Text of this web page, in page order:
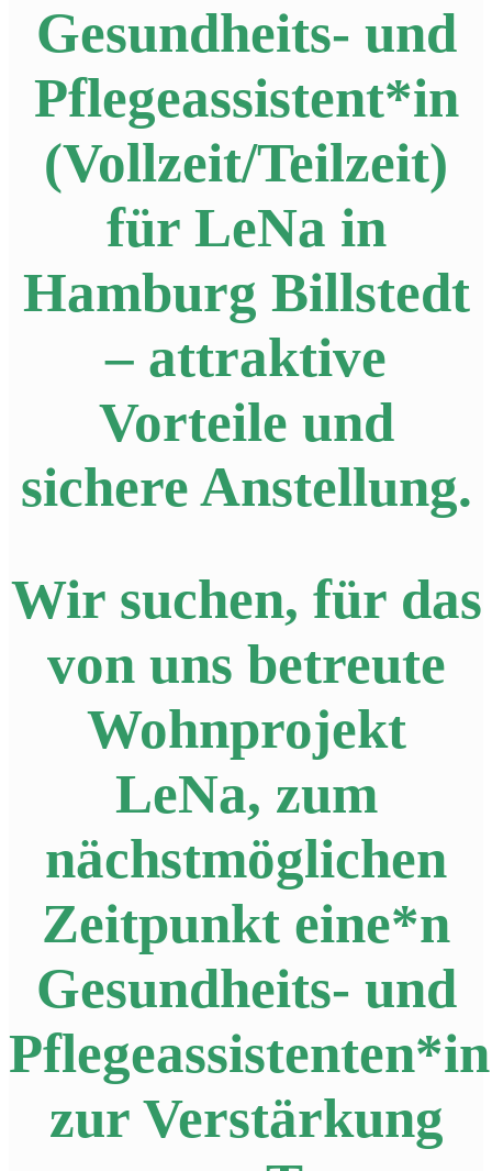
Gesundheits- und
Pflegeassistent*in
(Vollzeit/Teilzeit)
für LeNa in
Hamburg Billstedt
– attraktive
Vorteile und
sichere Anstellung.
Wir suchen, für das
von uns betreute
Wohnprojekt
LeNa, zum
nächstmöglichen
Zeitpunkt eine*n
Gesundheits- und
Pflegeassistenten*in
zur Verstärkung